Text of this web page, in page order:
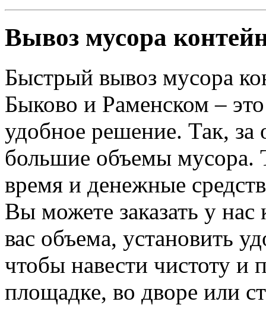
Вывоз мусора
Быстрый вывоз мусора
Быково и Раменском –
удобное решение. Так, за
большие объемы мусора.
время и денежные
Вы можете заказать у
вас объема, установить
чтобы навести чистоту и
площадке, во дворе или